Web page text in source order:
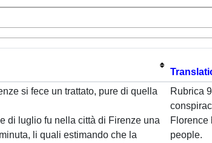
si fece un trattato, pure di quella
di luglio fu nella città di Firenze una
li quali estimando che la
Rubrica
Florence
people.